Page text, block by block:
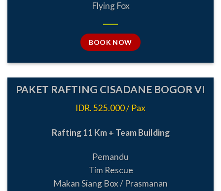
Flying Fox
BOOK NOW
PAKET RAFTING CISADANE BOGOR VI
IDR. 525.000 / Pax
Rafting 11 Km + Team Building
Pemandu
Tim Rescue
Makan Siang Box / Prasmanan